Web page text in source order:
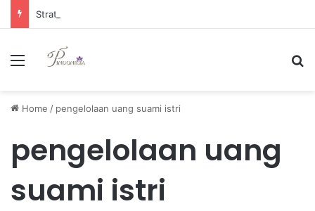
Menu
Home / pengelolaan uang suami istri
pengelolaan uang
suami istri